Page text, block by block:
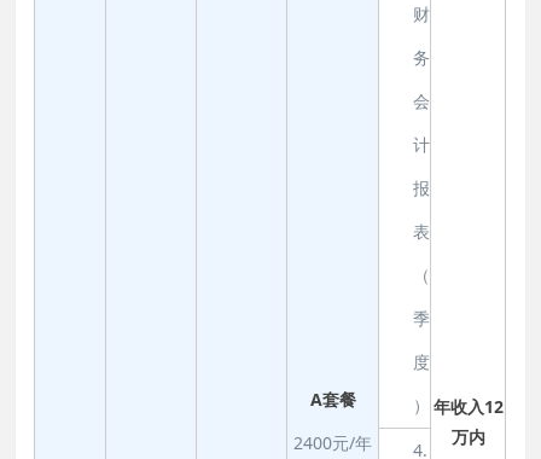
A套餐
2400元/年
年收入12
万内
财
务
会
计
报
表
（
季
度
）
4.